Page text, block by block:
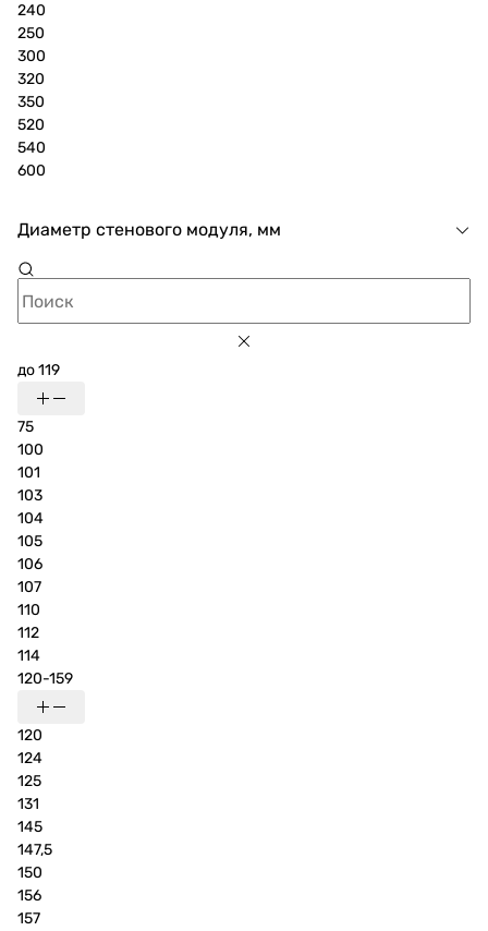
240
250
300
320
350
520
540
600
Диаметр стенового модуля, мм
до 119
75
100
101
103
104
105
106
107
110
112
114
120-159
120
124
125
131
145
147,5
150
156
157